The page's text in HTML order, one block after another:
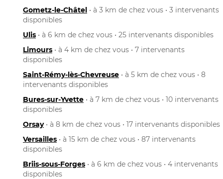
Gometz-le-Châtel • à 3 km de chez vous • 3 intervenants
disponibles
Ulis • à 6 km de chez vous • 25 intervenants disponibles
Limours • à 4 km de chez vous • 7 intervenants
disponibles
Saint-Rémy-lès-Chevreuse • à 5 km de chez vous • 8
intervenants disponibles
Bures-sur-Yvette • à 7 km de chez vous • 10 intervenants
disponibles
Orsay• à 8 km de chez vous • 17 intervenants disponibles
Versailles • à 15 km de chez vous • 87 intervenants
disponibles
Briis-sous-Forges • à 6 km de chez vous • 4 intervenants
disponibles